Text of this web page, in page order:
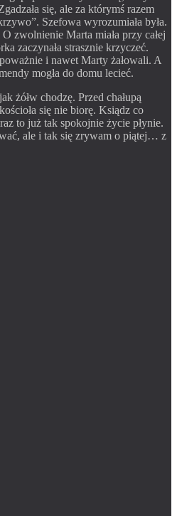
się, ale za którymś razem
Szefowa wyrozumiała była.
zwolnienie Marta miała przy całej
zaczynała strasznie krzyczeć.
i nawet Marty żałowali. A
mogła do domu lecieć.
żółw chodzę. Przed chałupą
się nie biorę. Ksiądz co
to już tak spokojnie życie płynie.
ale i tak się zrywam o piątej… z